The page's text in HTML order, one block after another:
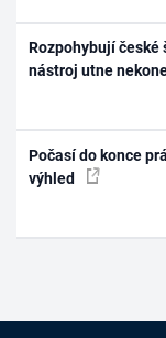
Rozpohybují české
nástroj utne
Počasí do konce
výhled